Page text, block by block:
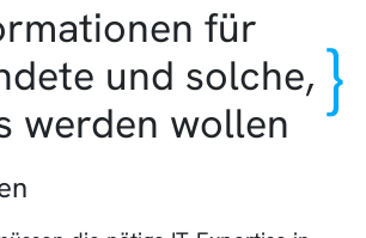
für
und solche,
werden wollen